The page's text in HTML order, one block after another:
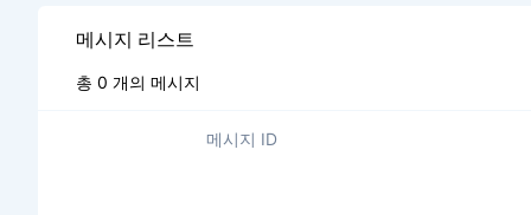
메시지 리스트
총 0 개의 메시지
메시지 ID